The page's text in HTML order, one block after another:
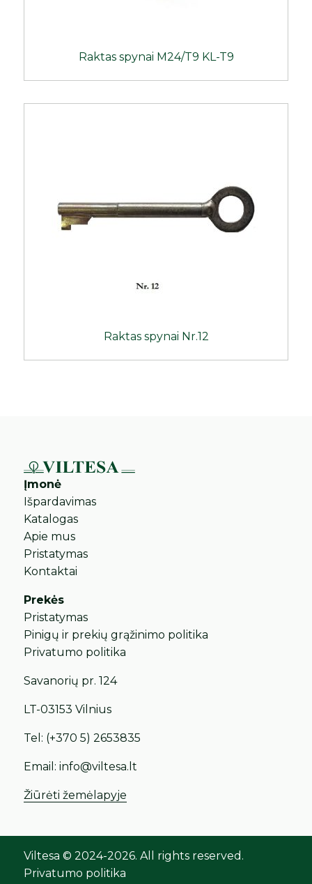
Raktas spynai M24/T9 KL-T9
Raktas spynai Nr.12
Įmonė
Išpardavimas
Katalogas
Apie mus
Pristatymas
Kontaktai
Prekės
Pristatymas
Pinigų ir prekių grąžinimo politika
Privatumo politika
Savanorių pr. 124
LT-03153 Vilnius
Tel: (+370 5) 2653835
Email:info@viltesa.lt
Žiūrėti žemėlapyje
Viltesa © 2024-2026. All rights reserved.
Privatumo politika